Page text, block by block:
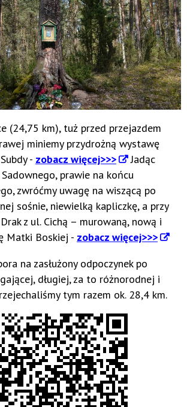
(24,75 km), tuż przed przejazdem
miniemy przydrożną wystawę
- zobacz więcej>>>
Jadąc
prawie na końcu
zwróćmy uwagę na wiszącą po
sośnie, niewielką kapliczkę, a przy
z ul. Cichą – murowaną, nową i
Matki Boskiej - zobacz więcej>>>
na zasłużony odpoczynek po
długiej, za to różnorodnej i
tym razem ok. 28,4 km.